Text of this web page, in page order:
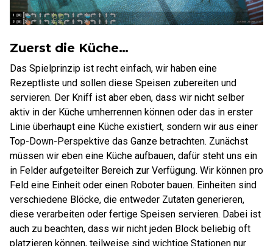
Zuerst die Küche…
Das Spielprinzip ist recht einfach, wir haben eine
Rezeptliste und sollen diese Speisen zubereiten und
servieren. Der Kniff ist aber eben, dass wir nicht selber
aktiv in der Küche umherrennen können oder das in erster
Linie überhaupt eine Küche existiert, sondern wir aus einer
Top-Down-Perspektive das Ganze betrachten. Zunächst
müssen wir eben eine Küche aufbauen, dafür steht uns ein
in Felder aufgeteilter Bereich zur Verfügung. Wir können pro
Feld eine Einheit oder einen Roboter bauen. Einheiten sind
verschiedene Blöcke, die entweder Zutaten generieren,
diese verarbeiten oder fertige Speisen servieren. Dabei ist
auch zu beachten, dass wir nicht jeden Block beliebig oft
platzieren können, teilweise sind wichtige Stationen nur